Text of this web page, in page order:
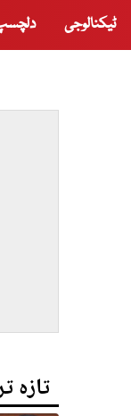
ٹیکنالوجی
تازہ